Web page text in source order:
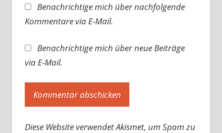
Benachrichtige mich über nachfolgende
Kommentare via E-Mail.
Benachrichtige mich über neue Beiträge
via E-Mail.
Diese Website verwendet Akismet, um Spam zu